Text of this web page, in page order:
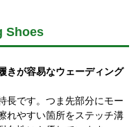
Shoes
きが容易なウェーディング
長です。つま先部分にモー
れやすい箇所をステッチ溝